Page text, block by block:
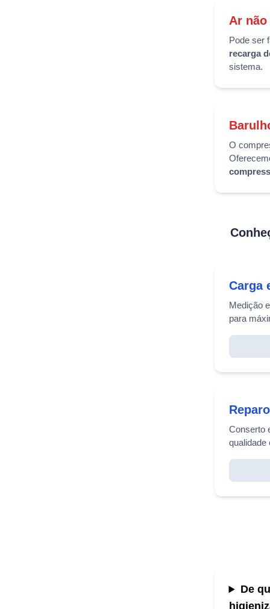
Ar
Pode ser
recarga
sistema.
O
Carga
Medição
para
Conserto
qualidade
De